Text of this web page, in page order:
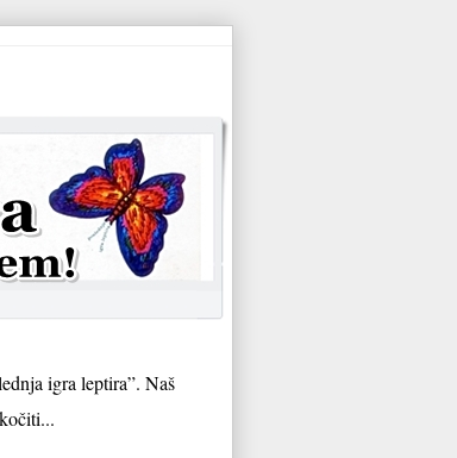
igra leptira”. Naš